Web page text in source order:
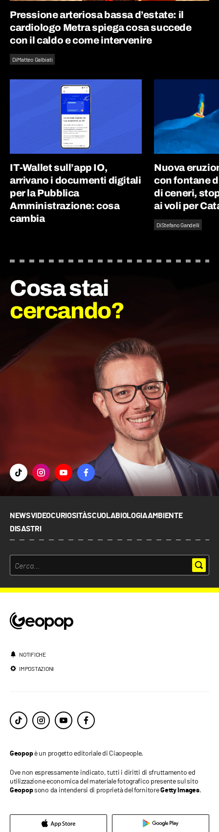
Pressione arteriosa bassa d’estate: il
cardiologo Metra spiega cosa succede
con il caldo e come intervenire
DiMatteo Galbiati
IT-Wallet sull’app IO,
arrivano i documenti digitali
per la Pubblica
Amministrazione: cosa
cambia
Nuova
con fontane
di ceneri,
ai voli per
DiStefano Gandelli
Cosa stai
cercando?
NEWSVIDEOCURIOSITÀSCUOLABIOLOGIAAMBIENTE
DISASTRI
NOTIFICHE
IMPOSTAZIONI
Geopopè un progetto editoriale di Ciaopeople.
Ove non espressamente indicato, tutti i diritti di sfruttamento ed
utilizzazione economica del materiale fotografico presente sul sito
Geopopsono da intendersi di proprietà del fornitoreGetty Images.